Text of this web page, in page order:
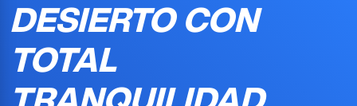
DESIERTO CON
TOTAL
TRANQUILIDAD